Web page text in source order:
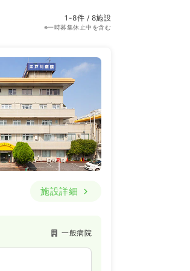
1-8件 / 8施設
※一時募集休止中を含む
施設詳細
一般病院